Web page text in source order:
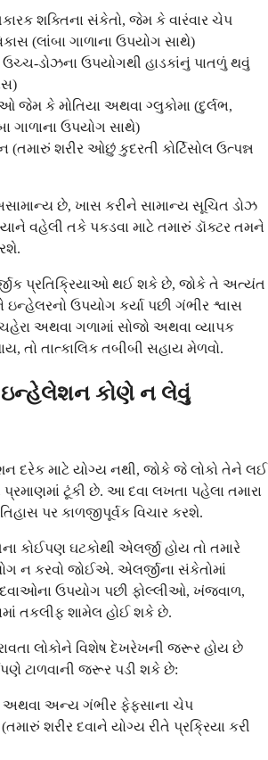
શક્તિના સંકેતો, જેમ કે વારંવાર ચેપ
(લાંબા ગાળાના ઉપયોગ સાથે)
ડોઝના ઉપયોગથી હાડકાંનું પાતળું થવું
કે મોતિયા અથવા ગ્લુકોમા (દુર્લભ,
ગાળાના ઉપયોગ સાથે)
શરીર ઓછું કુદરતી કોર્ટિસોલ ઉત્પન્ન
છે, ખાસ કરીને સામાન્ય સૂચિત ડોઝ
વહેલી તકે પકડવા માટે તમારું ડૉક્ટર તમને
પ્રતિક્રિયાઓ થઈ શકે છે, જોકે તે અત્યંત
ઉપયોગ કર્યા પછી ગંભીર શ્વાસ
અથવા ગળામાં સોજો અથવા વ્યાપક
તો તાત્કાલિક તબીબી સહાય મેળવો.
ઇન્હેલેશન કોણે ન લેવું
દરેક માટે યોગ્ય નથી, જોકે જે લોકો તેને લઈ
ટૂંકી છે. આ દવા લખતા પહેલા તમારા
પર કાળજીપૂર્વક વિચાર કરશે.
કોઈપણ ઘટકોથી એલર્જી હોય તો તમારે
ન કરવો જોઈએ. એલર્જીના સંકેતોમાં
દવાઓના ઉપયોગ પછી ફોલ્લીઓ, ખંજવાળ,
તકલીફ શામેલ હોઈ શકે છે.
લોકોને વિશેષ દેખરેખની જરૂર હોય છે
ટાળવાની જરૂર પડી શકે છે:
અથવા અન્ય ગંભીર ફેફસાના ચેપ
શરીર દવાને યોગ્ય રીતે પ્રક્રિયા કરી